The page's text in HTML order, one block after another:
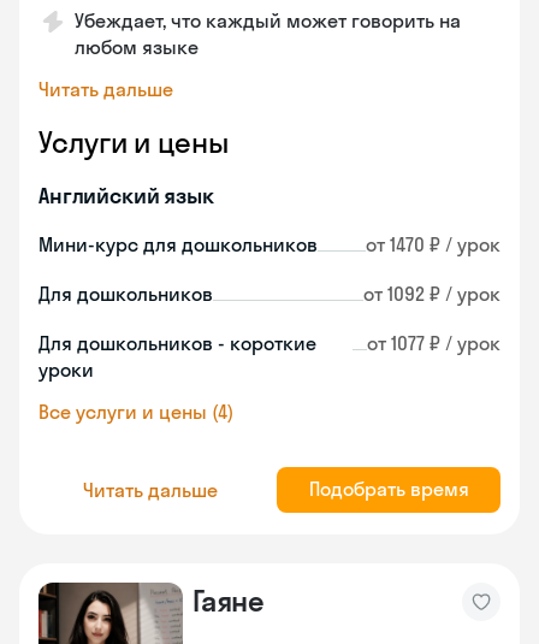
Убеждает, что каждый может говорить на
любом языке
Читать дальше
Услуги и цены
Английский язык
Мини-курс для дошкольников от 1470 ₽ / урок
Для дошкольников от 1092 ₽ / урок
Для дошкольников - короткие
уроки
от 1077 ₽ / урок
Все услуги и цены (4)
Читать дальше Подобрать время
Гаяне